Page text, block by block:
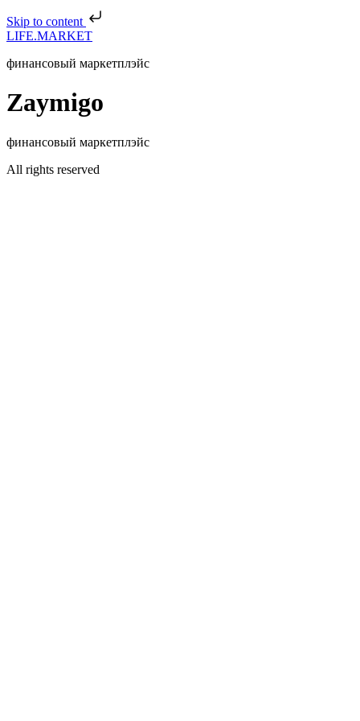
Skip to content
LIFE.MARKET
финансовый маркетплэйс
Zaymigo
финансовый маркетплэйс
All rights reserved